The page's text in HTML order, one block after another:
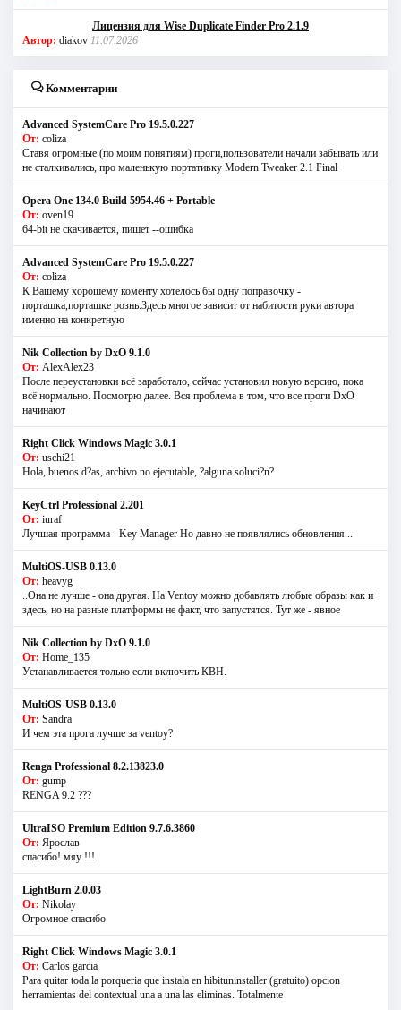
Лицензия для Wise Duplicate Finder Pro 2.1.9
Автор: diakov 11.07.2026
Комментарии
Advanced SystemCare Pro 19.5.0.227
От: coliza
Ставя огромные (по моим понятиям) проги,пользователи начали забывать или
не сталкивались, про маленькую портативку Modern Tweaker 2.1 Final
Opera One 134.0 Build 5954.46 + Portable
От: oven19
64-bit не скачивается, пишет --ошибка
Advanced SystemCare Pro 19.5.0.227
От: coliza
К Вашему хорошему коменту хотелось бы одну поправочку -
порташка,порташке рознь.Здесь многое зависит от набитости руки автора
именно на конкретную
Nik Collection by DxO 9.1.0
От: AlexAlex23
После переустановки всё заработало, сейчас установил новую версию, пока
всё нормально. Посмотрю далее. Вся проблема в том, что все проги DxO
начинают
Right Click Windows Magic 3.0.1
От: uschi21
Hola, buenos d?as, archivo no ejecutable, ?alguna soluci?n?
KeyCtrl Professional 2.201
От: iuraf
Лучшая программа - Key Manager Но давно не появлялись обновления...
MultiOS-USB 0.13.0
От: heavyg
..Она не лучше - она другая. На Ventoy можно добавлять любые образы как и
здесь, но на разные платформы не факт, что запустятся. Тут же - явное
Nik Collection by DxO 9.1.0
От: Home_135
Устанавливается только если включить КВН.
MultiOS-USB 0.13.0
От: Sandra
И чем эта прога лучше за ventoy?
Renga Professional 8.2.13823.0
От: gump
RENGA 9.2 ???
UltraISO Premium Edition 9.7.6.3860
От: Ярослав
спасибо! мяу !!!
LightBurn 2.0.03
От: Nikolay
Огромное спасибо
Right Click Windows Magic 3.0.1
От: Carlos garcia
Para quitar toda la porqueria que instala en hibituninstaller (gratuito) opcion
herramientas del contextual una a una las eliminas. Totalmente